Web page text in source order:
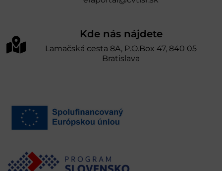
Kde nás nájdete
Lamačská cesta 8A, P.O.Box 47, 840 05
Bratislava